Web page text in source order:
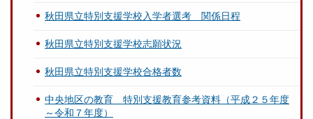
秋田県立特別支援学校入学者選考 関係日程
秋田県立特別支援学校志願状況
秋田県立特別支援学校合格者数
中央地区の教育 特別支援教育参考資料（平成２５年度
～令和７年度）